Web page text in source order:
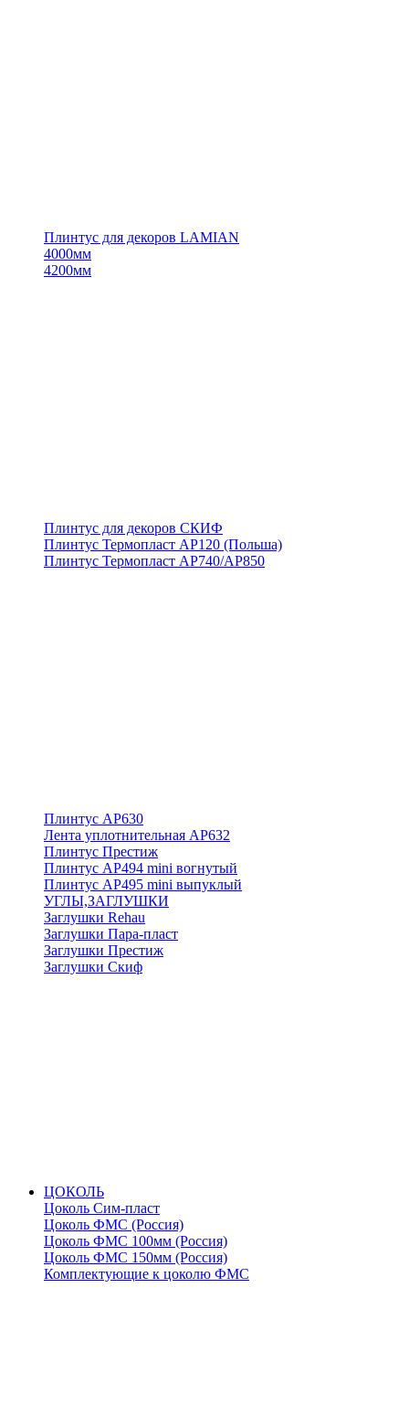
Плинтус для декоров LAMIAN
4000мм
4200мм
Плинтус для декоров СКИФ
Плинтус Термопласт АР120 (Польша)
Плинтус Термопласт АР740/АР850
Плинтус АР630
Лента уплотнительная АР632
Плинтус Престиж
Плинтус АР494 mini вогнутый
Плинтус АР495 mini выпуклый
УГЛЫ,ЗАГЛУШКИ
Заглушки Rehau
Заглушки Пара-пласт
Заглушки Престиж
Заглушки Скиф
ЦОКОЛЬ
Цоколь Сим-пласт
Цоколь ФМС (Россия)
Цоколь ФМС 100мм (Россия)
Цоколь ФМС 150мм (Россия)
Комплектующие к цоколю ФМС